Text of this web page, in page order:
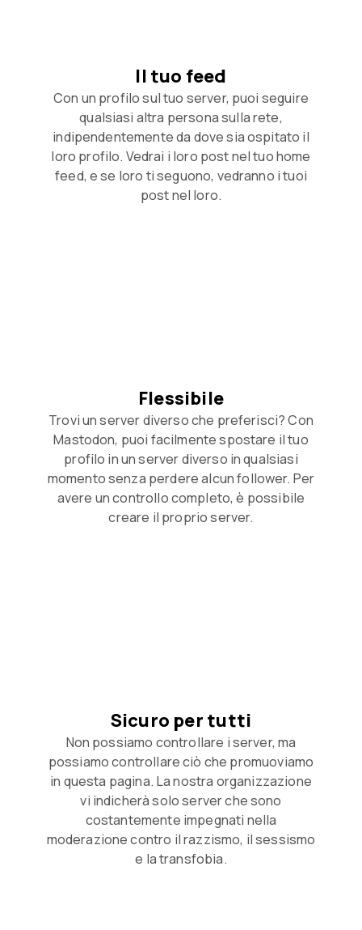
Il tuo feed
Con un profilo sul tuo server, puoi seguire
qualsiasi altra persona sulla rete,
indipendentemente da dove sia ospitato il
loro profilo. Vedrai i loro post nel tuo home
feed, e se loro ti seguono, vedranno i tuoi
post nel loro.
Flessibile
Trovi un server diverso che preferisci? Con
Mastodon, puoi facilmente spostare il tuo
profilo in un server diverso in qualsiasi
momento senza perdere alcun follower. Per
avere un controllo completo, è possibile
creare il proprio server.
Sicuro per tutti
Non possiamo controllare i server, ma
possiamo controllare ciò che promuoviamo
in questa pagina. La nostra organizzazione
vi indicherà solo server che sono
costantemente impegnati nella
moderazione contro il razzismo, il sessismo
e la transfobia.